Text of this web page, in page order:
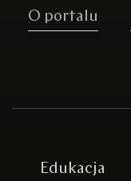
O portalu
Edukacja